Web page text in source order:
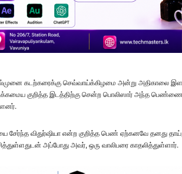
கடற்கரைக்கு செவ்வாய்க்கிழமை அன்று அதிகாலை
குறித்த இடத்திற்கு சென்ற பொலிஸார் அந்த
விதுர்ஷியா என்ற குறித்த பெண் ஏற்கனவே தனது
அப்போது அவர், ஒரு வாலிபரை காதலித்துள்ளார்.